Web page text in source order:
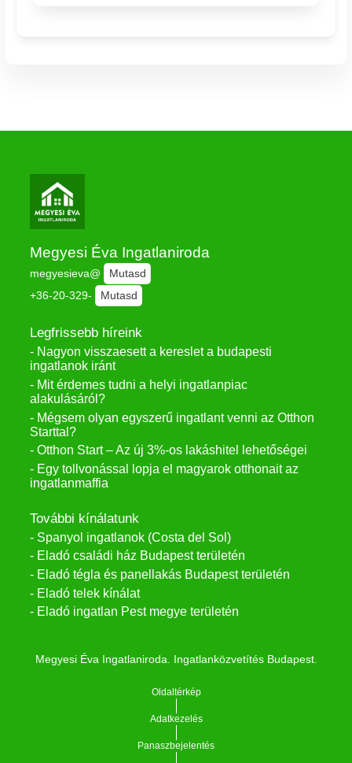
Megyesi Éva Ingatlaniroda
megyesieva@
Mutasd
+36-20-329-
Mutasd
Legfrissebb híreink
- Nagyon visszaesett a kereslet a budapesti
ingatlanok iránt
- Mit érdemes tudni a helyi ingatlanpiac
alakulásáról?
- Mégsem olyan egyszerű ingatlant venni az Otthon
Starttal?
- Otthon Start – Az új 3%-os lakáshitel lehetőségei
- Egy tollvonással lopja el magyarok otthonait az
ingatlanmaffia
További kínálatunk
- Spanyol ingatlanok (Costa del Sol)
- Eladó családi ház Budapest területén
- Eladó tégla és panellakás Budapest területén
- Eladó telek kínálat
- Eladó ingatlan Pest megye területén
Megyesi Éva Ingatlaniroda. Ingatlanközvetítés Budapest.
Oldaltérkép
Adatkezelés
Panaszbejelentés